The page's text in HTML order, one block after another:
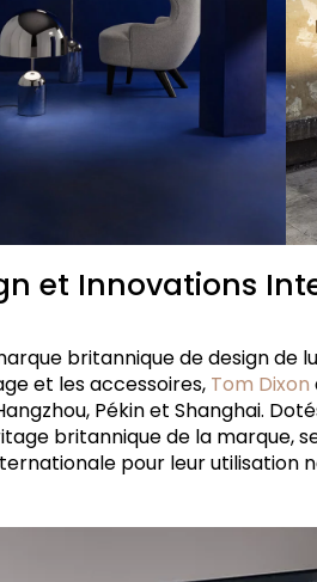
et Innovations
britannique de design de
et les accessoires, Tom Dixon
Pékin et Shanghai.
britannique de la marque,
pour leur utilisation